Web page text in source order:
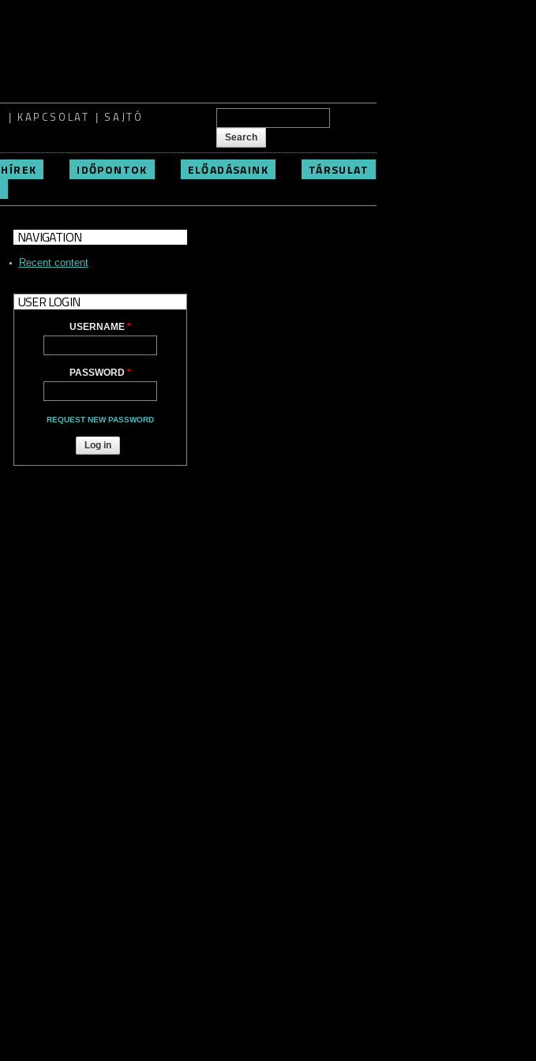
KAPCSOLAT SAJTÓ Search form
HÍREK IDŐPONTOK ELŐADÁSAINK
TÁRSULAT
NAVIGATION
Recent content
USER LOGIN
USERNAME *
PASSWORD *
REQUEST NEW PASSWORD